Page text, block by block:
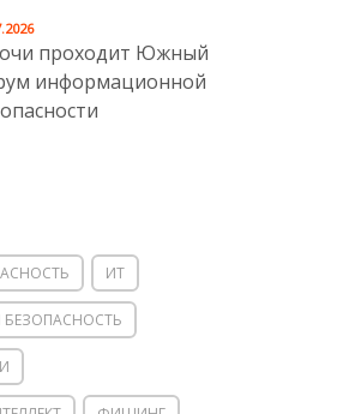
проходит Южный
информационной
ИТ